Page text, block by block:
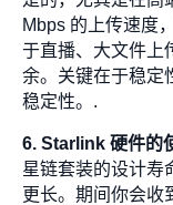
Mbps 的上传速度
于直播、大文件上
余。关键在于稳定
稳定性。.
6. Starlink 硬件的
星链套装的设计
更长。期间你会收